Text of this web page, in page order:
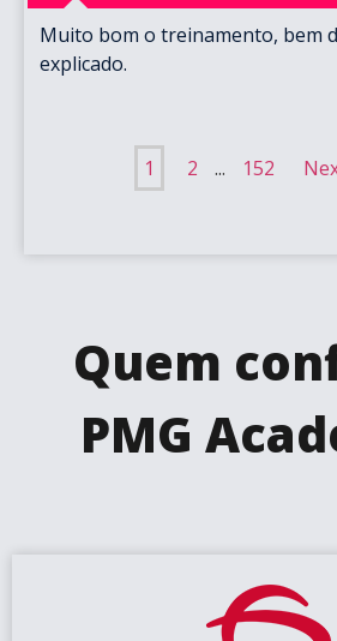
Muito bom o treinamento, bem
explicado.
1 2 ... 152
Quem
PMG